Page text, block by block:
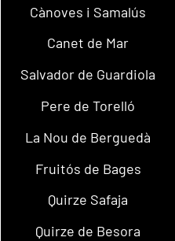
Cànoves i Samalús
Canet de Mar
Salvador de Guardiola
Pere de Torelló
La Nou de Berguedà
Fruitós de Bages
Quirze Safaja
Quirze de Besora